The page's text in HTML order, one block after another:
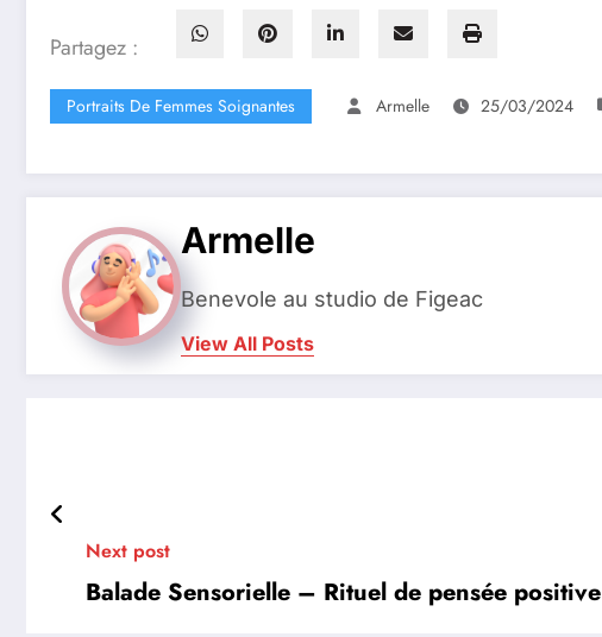
Partagez :
Portraits De Femmes Soignantes Armelle 25/03/2024
Armelle
Benevole au studio de Figeac
View All Posts
Next post
Balade Sensorielle – Rituel de pensée positive